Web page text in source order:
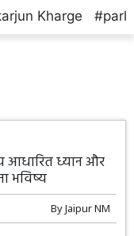
Kharge
आधारित ध्यान और
भविष्य
ByJaipur NM